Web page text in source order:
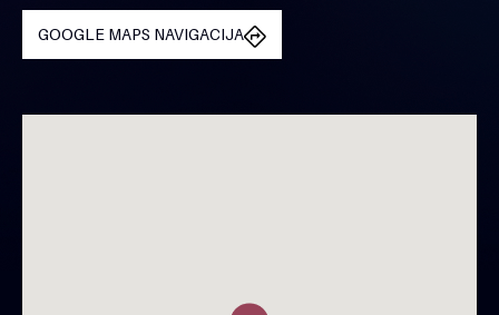
GOOGLE MAPS NAVIGACIJA